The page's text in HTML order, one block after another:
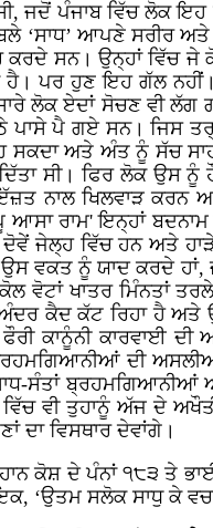
ਜਦੋਂ ਪੰਜਾਬ ਵਿੱਚ ਲੋਕ ਇਹ
‘ਸਾਧ’ ਆਪਣੇ ਸਰੀਰ
ਕਰਦੇ ਸਨ। ਉਨ੍ਹਾਂ ਵਿੱਚ
ਪਰ ਹੁਣ ਇਹ ਗੱਲ ਨਹੀਂ।
ਲੋਕ ਏਦਾਂ ਸੋਚਣ ਵੀ
ਪਾਸੇ ਪੈ ਗਏ ਸਨ। ਜਿਸ
ਸਕਦਾ ਅਤੇ ਅੰਤ ਨੂੰ ਸੱਚ
ਦਿੱਤਾ ਸੀ। ਫਿਰ ਲੋਕ ਉਸ
ਨਾਲ ਖਿਲਵਾੜ ਕਰਨ
ਰਾਮ' ਇਨ੍ਹਾਂ
ਜੇਲ੍ਹ ਵਿੱਚ ਹਨ ਅਤੇ ਹਾੜੇ
ਵਕਤ ਨੂੰ ਯਾਦ ਕਰਦੇ
ਵੋਟਾਂ ਖਾਤਰ ਮਿੰਨਤਾਂ
ਕੈਦ ਕੱਟ ਰਿਹਾ ਹੈ ਅਤੇ
ਫੌਰੀ ਕਾਨੂੰਨੀ ਕਾਰਵਾਈ
ਦੀ
ਸੰਤਾਂ ਬ੍ਰਹਮਗਿਆਨੀਆਂ
ਵੀ ਤੁਹਾਨੂੰ ਅੱਜ ਦੇ
ਦਾ ਵਿਸਥਾਰ ਦੇਵਾਂਗੇ।
ਕੋਸ਼ ਦੇ ਪੰਨਾਂ ੧੮੩ ਤੇ
‘ਉਤਮ ਸਲੋਕ ਸਾਧੁ ਕੇ